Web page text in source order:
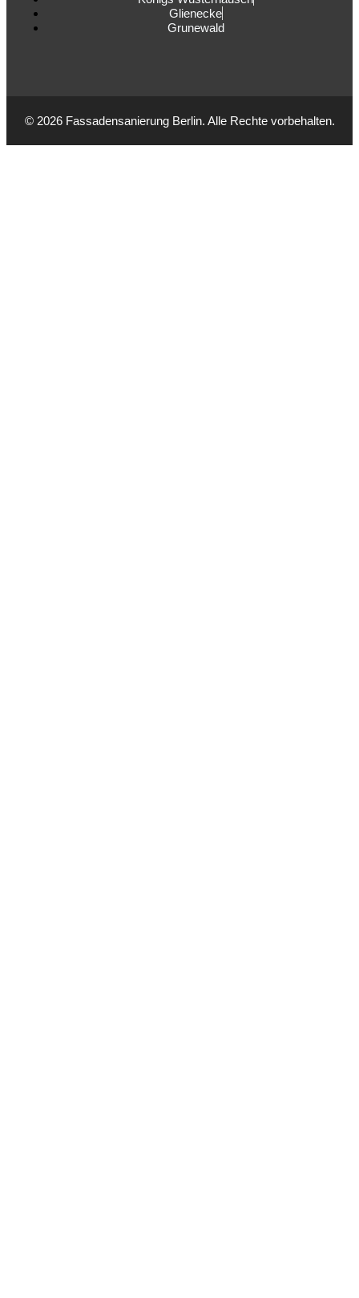
Glienecke
Grunewald
© 2026 Fassadensanierung Berlin. Alle Rechte vorbehalten.